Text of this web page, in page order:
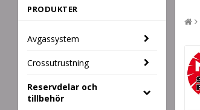
PRODUKTER
Avgassystem
Crossutrustning
Reservdelar och
tillbehör